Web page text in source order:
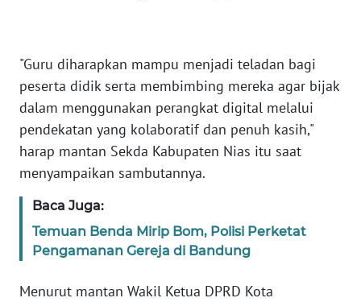
"Guru diharapkan mampu menjadi teladan bagi
peserta didik serta membimbing mereka agar bijak
dalam menggunakan perangkat digital melalui
pendekatan yang kolaboratif dan penuh kasih,"
harap mantan Sekda Kabupaten Nias itu saat
menyampaikan sambutannya.
Baca Juga:
Temuan Benda Mirip Bom, Polisi Perketat
Pengamanan Gereja di Bandung
Menurut mantan Wakil Ketua DPRD Kota
WN
JAMBI
WN
WN
NTB
SULTENG